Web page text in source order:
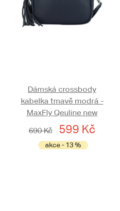
Dámská crossbody
kabelka tmavě modrá -
MaxFly Qeuline new
690 Kč
599 Kč
akce - 13 %